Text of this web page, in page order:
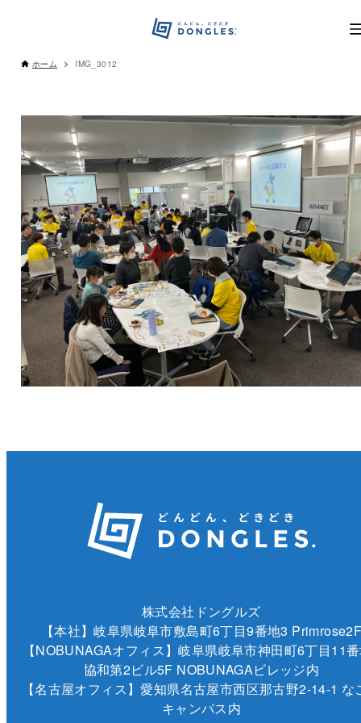
ホーム IMG_3012
株式会社ドングルズ
【本社】岐阜県岐阜市敷島町6丁目9番地3
【NOBUNAGAオフィス】岐阜県岐阜市神田町6丁目11
協和第2ビル5F NOBUNAGAビレッジ内
【名古屋オフィス】愛知県名古屋市西区那古野2-14-1 な
キャンパス内